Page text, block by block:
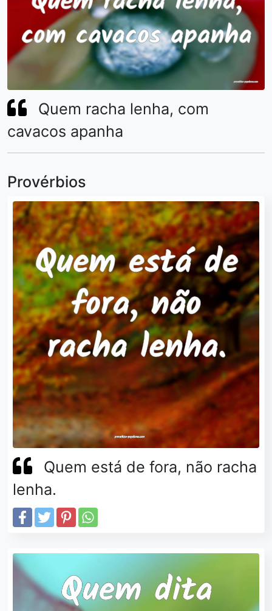
Quem racha lenha, com
cavacos apanha
Provérbios
Quem está de fora, não racha
lenha.